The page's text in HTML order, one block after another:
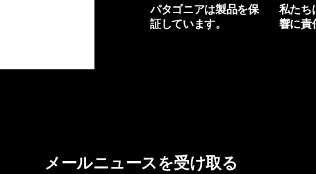
パタゴニアは製品を保
証しています。
私たち
響に責
メールニュースを受け取る